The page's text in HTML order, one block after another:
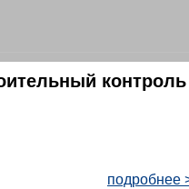
контроль
подробнее